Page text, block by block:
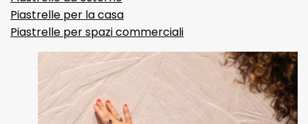
Piastrelle per la casa
Piastrelle per spazi commerciali